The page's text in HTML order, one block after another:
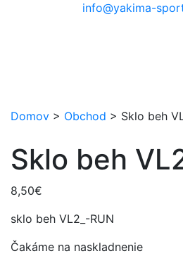
info@yakima-
Domov > Obchod > Sklo beh
Sklo beh
8,50€
sklo beh VL2_-RUN
Čakáme na naskladnenie